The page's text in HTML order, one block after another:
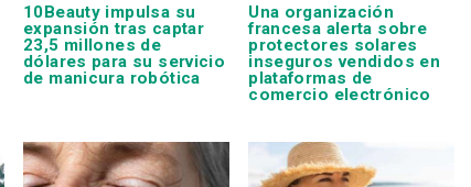
10Beauty impulsa su
expansión tras captar
23,5 millones de
dólares para su servicio
de manicura robótica
Una organización
francesa alerta sobre
protectores solares
inseguros vendidos en
plataformas de
comercio electrónico